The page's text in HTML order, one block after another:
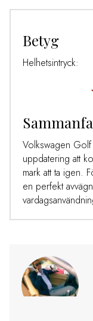
Betyg
Helhetsintryck:
Volkswagen Golf
uppdatering att
mark att ta igen.
en perfekt